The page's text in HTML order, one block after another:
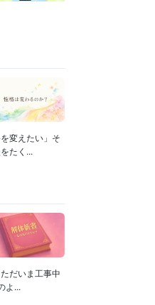
変えたい」そ
たく...
だいま工事中
よ...